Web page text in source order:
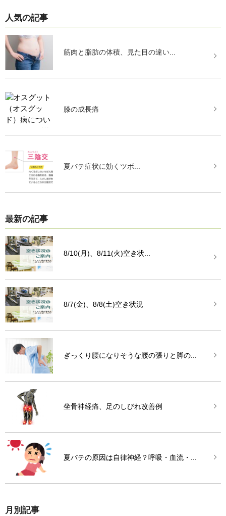
人気の記事
筋肉と脂肪の体積、見た目の違い...
膝の成長痛
夏バテ症状に効くツボ...
最新の記事
8/10(月)、8/11(火)空き状...
8/7(金)、8/8(土)空き状況
ぎっくり腰になりそうな腰の張りと脚の...
坐骨神経痛、足のしびれ改善例
夏バテの原因は自律神経？呼吸・血流・...
月別記事